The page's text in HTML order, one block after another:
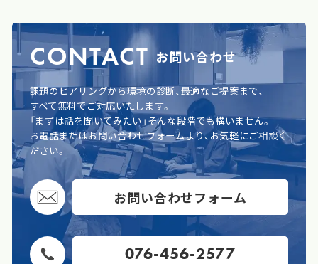
CONTACT お問い合わせ
課題のヒアリングから環境の診断、最適なご提案まで、
すべて無料でご対応いたします。
「まずは話を聞いてみたい」そんな段階でも構いません。
お電話またはお問い合わせフォームより、お気軽にご相談く
ださい。
お問い合わせフォーム
076-456-2577